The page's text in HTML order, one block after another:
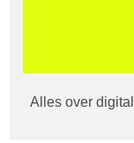
Alles over